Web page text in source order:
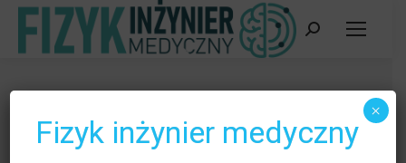
Szukaj:
Jesteś tutaj:
Strona główna
Fizyk inżynier medyczny
×